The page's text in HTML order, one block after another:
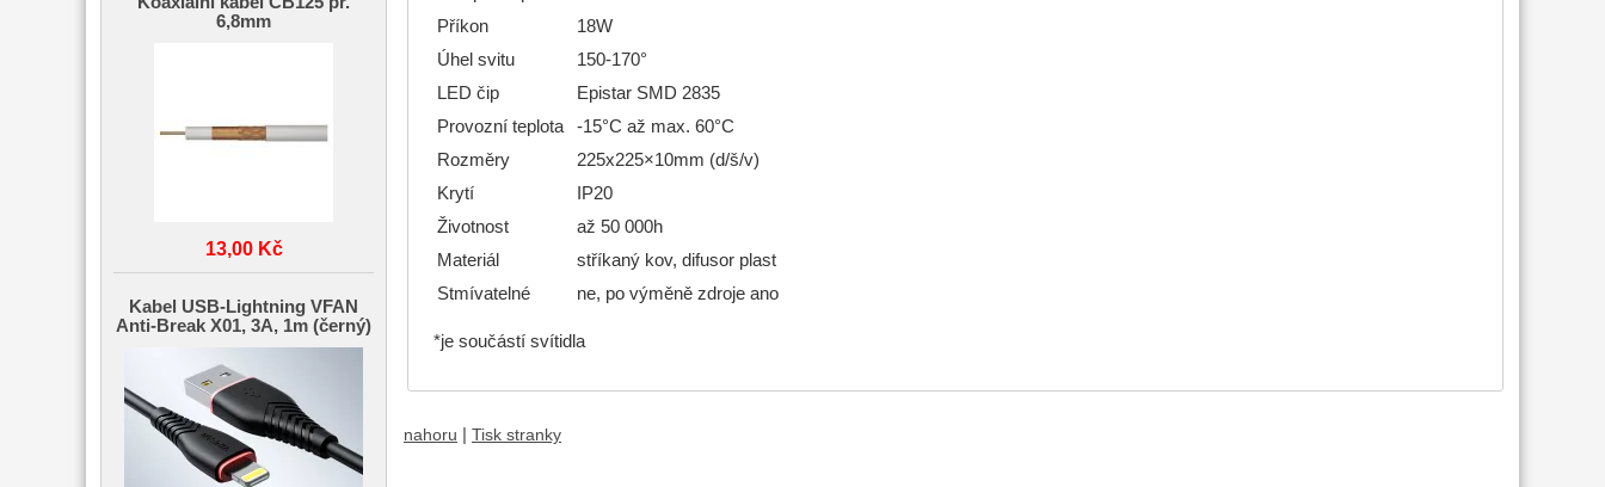
Příkon
18W
Úhel svitu
150-170°
LED čip
Epistar SMD 2835
Provozní teplota
-15°C až max. 60°C
Rozměry
225x225×10mm (d/š/v)
Krytí
IP20
Životnost
až 50 000h
Materiál
stříkaný kov, difusor plast
Stmívatelné
ne, po výměně zdroje ano
*je součástí svítidla
nahoru Tisk stranky
6,8mm
13,00 Kč
Kabel USB-Lightning VFAN
Anti-Break X01, 3A, 1m (černý)